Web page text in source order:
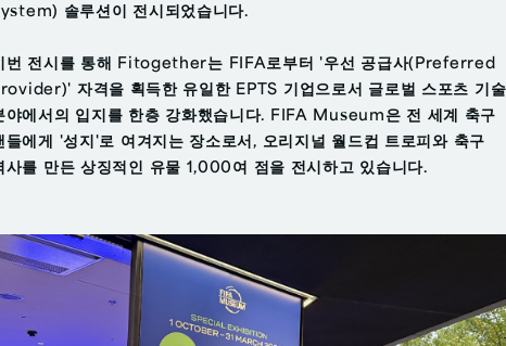
솔루션이 전시되었습니다.
번 전시를 통해 Fitogether는 FIFA로부터 '우선 공급사(Preferred
자격을 획득한 유일한 EPTS 기업으로서 글로벌 스포츠 기술
야에서의 입지를 한층 강화했습니다. FIFA Museum은 전 세계 축구
들에게 '성지'로 여겨지는 장소로서, 오리지널 월드컵 트로피와 축구
사를 만든 상징적인 유물 1,000여 점을 전시하고 있습니다.